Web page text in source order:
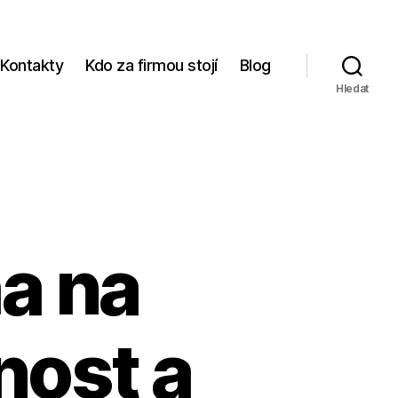
Kontakty Kdo za firmou stojí Blog
Hledat
na
a